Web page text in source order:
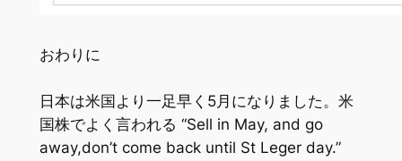
おわりに
日本は米国より一足早く5月になりました。米
国株でよく言われる “Sell in May, and go
away,don’t come back until St Leger day.”